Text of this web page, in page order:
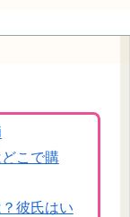
こで購
彼氏はい